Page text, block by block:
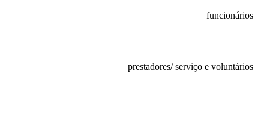
funcionários
prestadores/ serviço e voluntários